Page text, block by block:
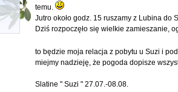
temu.
Jutro około godz. 15 ruszamy z Lubina
Dziś rozpoczęło się wielkie zamieszanie,
to będzie moja relacja z pobytu u Suzi i
miejmy nadzieję, że pogoda dopisze
Slatine " Suzi " 27.07.-08.08.